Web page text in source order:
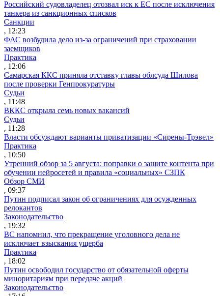
Российский судовладелец отозвал иск к ЕС после исключения
танкера из санкционных списков
Санкции
, 12:23
ФАС возбудила дело из-за ограничений при страховании
заемщиков
Практика
, 12:06
Самарская ККС приняла отставку главы облсуда Шилова
после проверки Генпрокуратуры
Судьи
, 11:48
ВККС открыла семь новых вакансий
Судьи
, 11:28
Власти обсуждают варианты приватизации «Сирены-Трэвел»
Практика
, 10:50
Утренний обзор за 5 августа: поправки о защите контента при
обучении нейросетей и правила «социальных» СЗПК
Обзор СМИ
, 09:37
Путин подписал закон об ограничениях для осужденных
релокантов
Законодательство
, 19:32
ВС напомнил, что прекращение уголовного дела не
исключает взыскания ущерба
Практика
, 18:02
Путин освободил государство от обязательной оферты
миноритариям при передаче акций
Законодательство